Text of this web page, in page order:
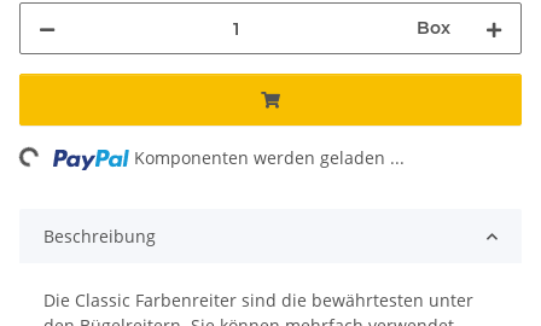
Box
Komponenten werden geladen ...
Beschreibung
Die Classic Farbenreiter sind die bewährtesten unter